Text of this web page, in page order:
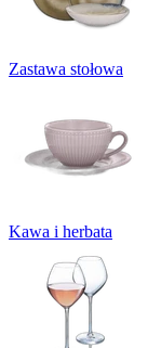
Zastawa stołowa
Kawa i herbata